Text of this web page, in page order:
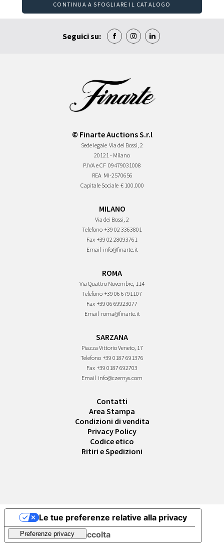
CONTINUA A SFOGLIARE IL CATALOGO
Seguici su:
© Finarte Auctions S.r.l
Sede legale Via dei Bossi, 2
20121 - Milano
P.IVA e CF 09479031008
REA MI-2570656
Capitale Sociale € 100.000
MILANO
Via dei Bossi, 2
Telefono +39 02 3363801
Fax +39 02 28093761
Email info@finarte.it
ROMA
Via Quattro Novembre, 114
Telefono +39 06 6791107
Fax +39 06 69923077
Email roma@finarte.it
SARZANA
Piazza Vittorio Veneto, 17
Telefono +39 0187 691376
Fax +39 0187 692703
Email info@czernys.com
Contatti
Area Stampa
Condizioni di vendita
Privacy Policy
Codice etico
Ritiri e Spedizioni
Informativa sulla raccolta
Le tue preferenze relative alla privacy